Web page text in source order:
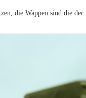
die Wappen sind die